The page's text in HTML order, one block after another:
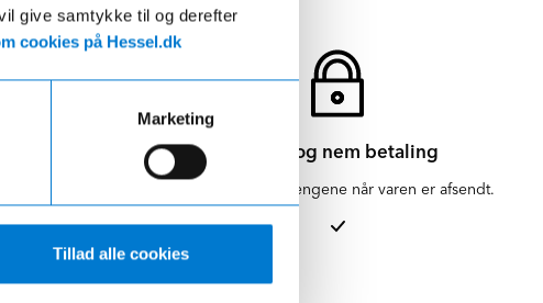
give samtykke til og derefter
cookies på Hessel.dk
Marketing
Tillad alle cookies
Sikker og nem betaling
Vi hæver først pengene når varen er afsendt.